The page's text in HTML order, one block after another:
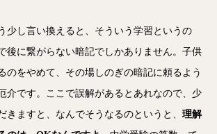
少し言い換えると、そういう学習というの
後に繋がらない暗記でしかありません。子供
のをやめて、その場しのぎの暗記に頼るよう
介です。ここで誤解があるとあれなので、少
きますと、なんでそうなるのというと、 理解